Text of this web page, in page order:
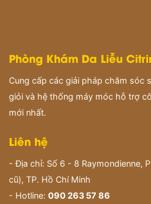
Phòng Khám Da Liễu
Cung cấp các giải pháp chăm sóc
giỏi và hệ thống máy móc hỗ trợ
mới nhất.
Liên hệ
- Địa chỉ: Số 6 - 8 Raymondienne,
cũ), TP. Hồ Chí Minh
- Hotline: 090 263 57 86